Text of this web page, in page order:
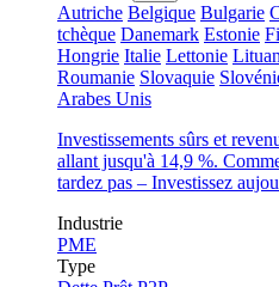
Autriche Belgique Bulgarie
tchèque Danemark Estonie
Hongrie Italie Lettonie
Roumanie Slovaquie
Arabes Unis
Investissements sûrs et
allant jusqu'à 14,9 %.
tardez pas – Investissez
Industrie
PME
Type